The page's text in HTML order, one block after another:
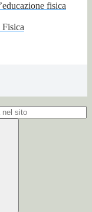
fisica